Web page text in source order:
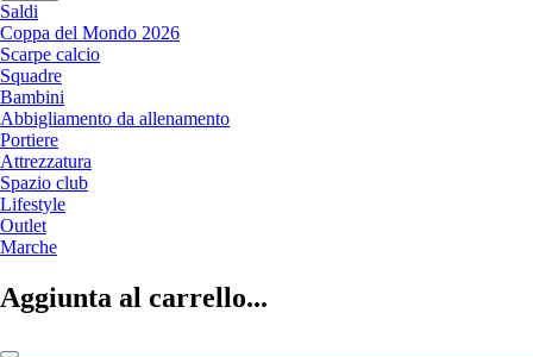
Saldi
Coppa del Mondo 2026
Scarpe calcio
Squadre
Bambini
Abbigliamento da allenamento
Portiere
Attrezzatura
Spazio club
Lifestyle
Outlet
Marche
Aggiunta al carrello...